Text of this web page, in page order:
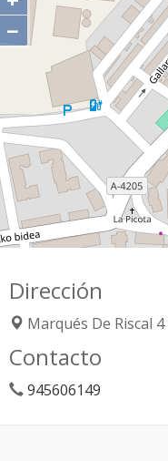
−
Dirección
Marqués De Riscal 4
Contacto
945606149